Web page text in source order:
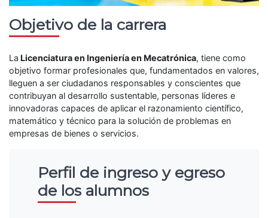
Objetivo de la carrera
La Licenciatura en Ingeniería en Mecatrónica, tiene como
objetivo formar profesionales que, fundamentados en valores,
lleguen a ser ciudadanos responsables y conscientes que
contribuyan al desarrollo sustentable, personas líderes e
innovadoras capaces de aplicar el razonamiento científico,
matemático y técnico para la solución de problemas en
empresas de bienes o servicios.
Perfil de ingreso y egreso
de los alumnos